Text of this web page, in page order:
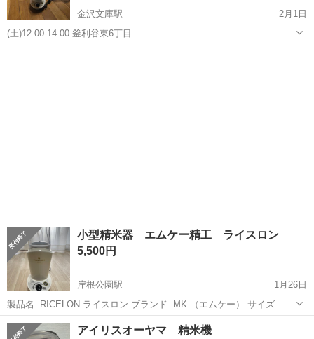
金沢文庫駅
2月1日
(土)12:00-14:00 釜利谷東6丁目
小型精米器 エムケー精工 ライスロン
5,500円
岸根公園駅
1月26日
製品名: RICELON ライスロン ブランド: MK （エムケー） サイズ: 幅
13.5cm×奥行17.5cm×高さ32cm 重量: 2kg 電源：AC100V 50Hz/60Hz
消費電力：約200W 精米量:0.5~2...
神奈川 横浜市 岸根公園駅 キッチン家電
アイリスオーヤマ 精米機